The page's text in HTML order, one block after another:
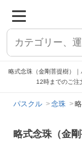
略式念珠（金剛菩提樹）
12時までのご注
パスクル 念珠
略式念珠（金剛